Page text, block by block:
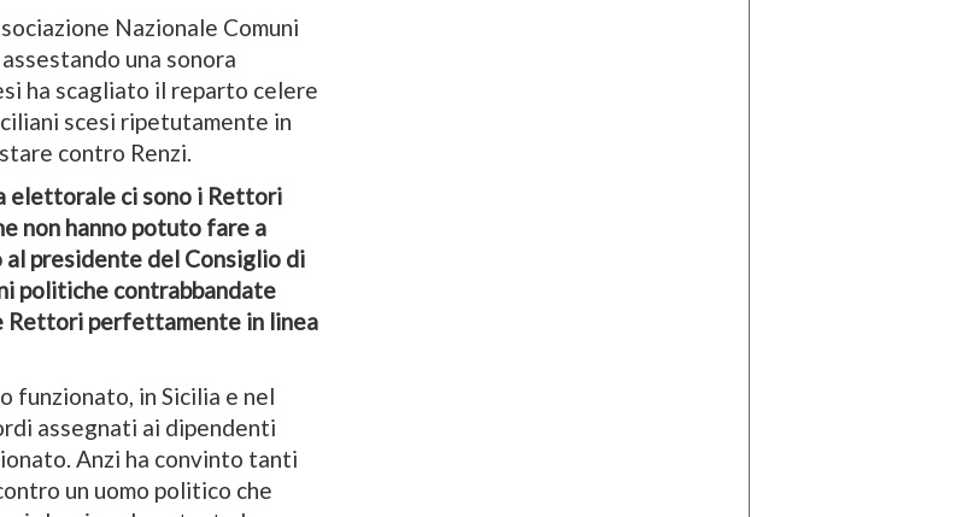
Nazionale Comuni
una sonora
ha scagliato il reparto celere
scesi ripetutamente in
contro Renzi.
elettorale ci sono i Rettori
non hanno potuto fare a
al presidente del Consiglio di
politiche contrabbandate
Rettori perfettamente in linea
funzionato, in Sicilia e nel
assegnati ai dipendenti
Anzi ha convinto tanti
un uomo politico che